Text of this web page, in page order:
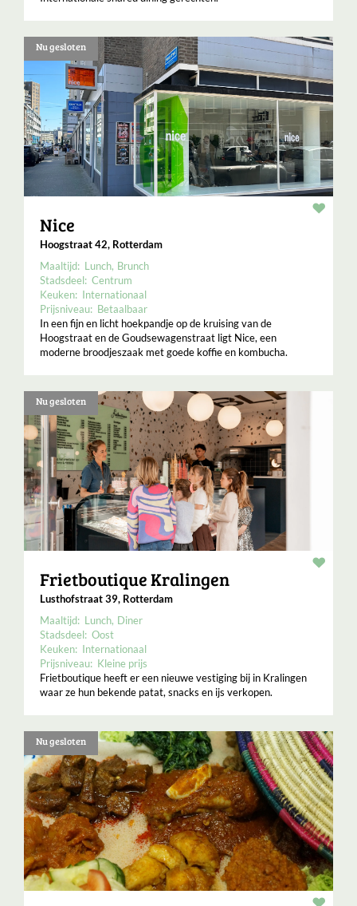
Nu gesloten
Nice
Hoogstraat 42, Rotterdam
Maaltijd: Lunch Brunch
Stadsdeel: Centrum
Keuken: Internationaal
Prijsniveau: Betaalbaar
In een fijn en licht hoekpandje op de kruising van de
Hoogstraat en de Goudsewagenstraat ligt Nice, een
moderne broodjeszaak met goede koffie en kombucha.
Nu gesloten
Frietboutique Kralingen
Lusthofstraat 39, Rotterdam
Maaltijd: Lunch Diner
Stadsdeel: Oost
Keuken: Internationaal
Prijsniveau: Kleine prijs
Frietboutique heeft er een nieuwe vestiging bij in Kralingen
waar ze hun bekende patat, snacks en ijs verkopen.
Nu gesloten